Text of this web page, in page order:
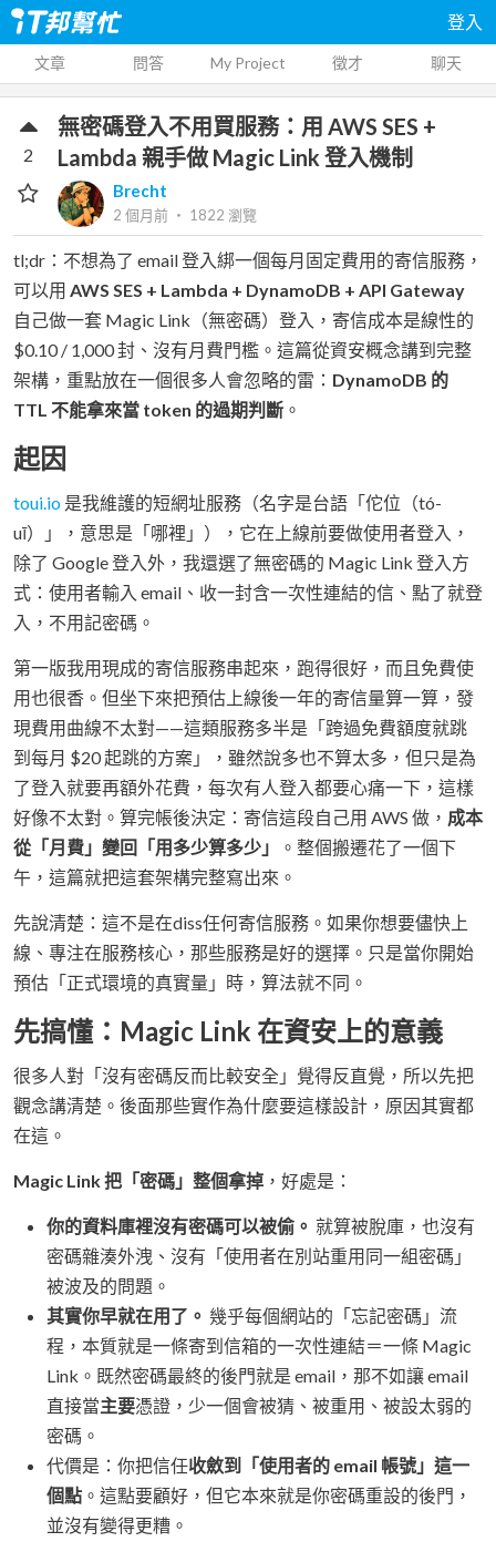
登入
文章 問答 My Project 徵才 聊天
無密碼登入不用買服務：用 AWS SES +
Lambda 親手做 Magic Link 登入機制
Brecht
2 個月前 ‧ 1822 瀏覽
2
tl;dr：不想為了 email 登入綁一個每月固定費用的寄信服務，
可以用 AWS SES + Lambda + DynamoDB + API Gateway
自己做一套 Magic Link（無密碼）登入，寄信成本是線性的
$0.10 / 1,000 封、沒有月費門檻。這篇從資安概念講到完整
架構，重點放在一個很多人會忽略的雷： DynamoDB 的
TTL 不能拿來當 token 的過期判斷 。
起因
toui.io 是我維護的短網址服務（名字是台語「佗位（tó-
uī）」，意思是「哪裡」），它在上線前要做使用者登入，
除了 Google 登入外，我還選了無密碼的 Magic Link 登入方
式：使用者輸入 email、收一封含一次性連結的信、點了就登
入，不用記密碼。
第一版我用現成的寄信服務串起來，跑得很好，而且免費使
用也很香。但坐下來把預估上線後一年的寄信量算一算，發
現費用曲線不太對——這類服務多半是「跨過免費額度就跳
到每月 $20 起跳的方案」，雖然說多也不算太多，但只是為
了登入就要再額外花費，每次有人登入都要心痛一下，這樣
好像不太對。算完帳後決定：寄信這段自己用 AWS 做， 成本
從「月費」變回「用多少算多少」
。整個搬遷花了一個下
午，這篇就把這套架構完整寫出來。
先說清楚：這不是在diss任何寄信服務。如果你想要儘快上
線、專注在服務核心，那些服務是好的選擇。只是當你開始
預估「正式環境的真實量」時，算法就不同。
先搞懂：Magic Link 在資安上的意義
很多人對「沒有密碼反而比較安全」覺得反直覺，所以先把
觀念講清楚。後面那些實作為什麼要這樣設計，原因其實都
在這。
Magic Link 把「密碼」整個拿掉 ，好處是：
你的資料庫裡沒有密碼可以被偷。 就算被脫庫，也沒有
密碼雜湊外洩、沒有「使用者在別站重用同一組密碼」
被波及的問題。
其實你早就在用了。 幾乎每個網站的「忘記密碼」流
程，本質就是一條寄到信箱的一次性連結＝一條 Magic
Link。既然密碼最終的後門就是 email，那不如讓 email
直接當主要憑證，少一個會被猜、被重用、被設太弱的
密碼。
代價是：你把信任收斂到「使用者的 email 帳號」這一
個點 。這點要顧好，但它本來就是你密碼重設的後門，
並沒有變得更糟。